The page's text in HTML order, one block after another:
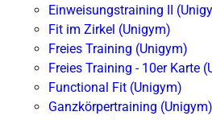
Einweisungstraining II
Fit im Zirkel (Unigym)
Freies Training (Unigym)
Freies Training - 10er Karte
Functional Fit (Unigym)
Ganzkörpertraining (Unigym)